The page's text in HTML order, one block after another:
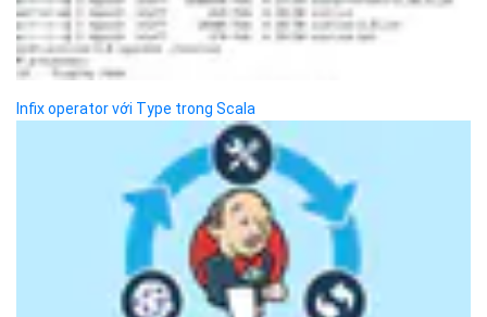
Bizfly Cloud VoD
Bizfly Cloud LMS
Bizfly Cloud API Gateway
VỀ BIZFLY CLOUD